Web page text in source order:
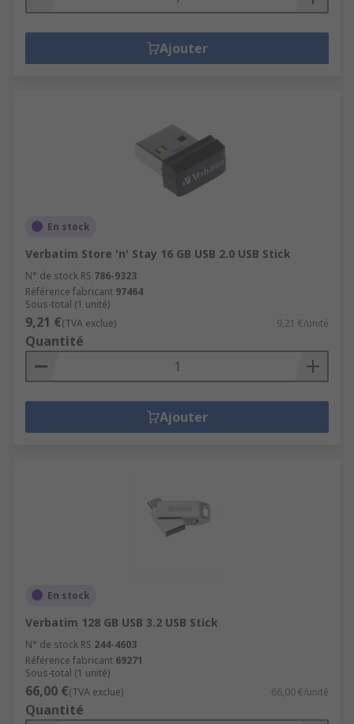
Ajouter
En stock
Verbatim Store 'n' Stay 16 GB USB 2.0 USB Stick
N° de stock RS 786-9323
Référence fabricant 97464
Sous-total (1 unité)
9,21 €(TVA exclue) 9,21 €/unité
Quantité
Ajouter
En stock
Verbatim 128 GB USB 3.2 USB Stick
N° de stock RS 244-4603
Référence fabricant 69271
Sous-total (1 unité)
66,00 €(TVA exclue) 66,00 €/unité
Quantité